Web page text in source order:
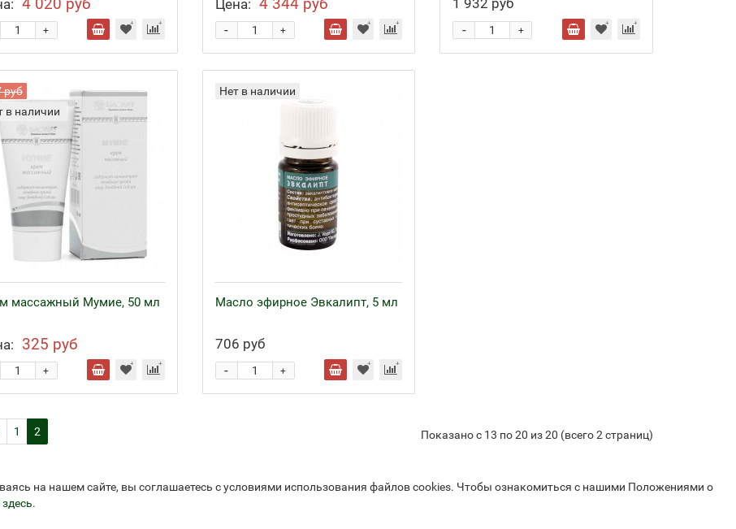
с кофакторами Аппликаторы Ляпко
+
Цена:
+
-
1 932 руб
+
-
руб
в наличии
массажный Мумие, 50 мл
325 руб
+
Нет в наличии
Масло эфирное Эвкалипт, 5 мл
706 руб
+
-
1 2 Показано с 13 по 20 из 20 (всего 2 страниц)
на нашем сайте, вы соглашаетесь с условиями использования файлов cookies. Чтобы ознакомиться с нашими Положениями о
.